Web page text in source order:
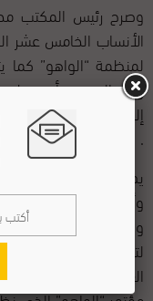
وصرح رئيس المكتب
لمنظمة “الواهو” كما
.
واستمرت في هذه
لتؤكد حضورها
العربي بعد غياب